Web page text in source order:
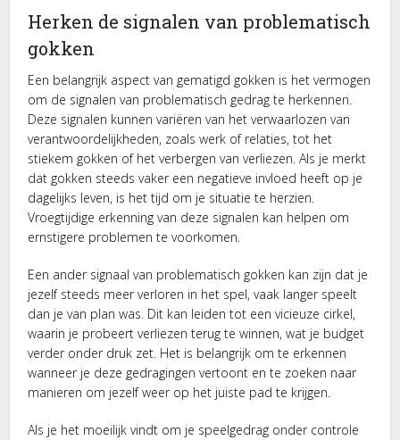
Herken de signalen van problematisch
gokken
Een belangrijk aspect van gematigd gokken is het vermogen
om de signalen van problematisch gedrag te herkennen.
Deze signalen kunnen variëren van het verwaarlozen van
verantwoordelijkheden, zoals werk of relaties, tot het
stiekem gokken of het verbergen van verliezen. Als je merkt
dat gokken steeds vaker een negatieve invloed heeft op je
dagelijks leven, is het tijd om je situatie te herzien.
Vroegtijdige erkenning van deze signalen kan helpen om
ernstigere problemen te voorkomen.
Een ander signaal van problematisch gokken kan zijn dat je
jezelf steeds meer verloren in het spel, vaak langer speelt
dan je van plan was. Dit kan leiden tot een vicieuze cirkel,
waarin je probeert verliezen terug te winnen, wat je budget
verder onder druk zet. Het is belangrijk om te erkennen
wanneer je deze gedragingen vertoont en te zoeken naar
manieren om jezelf weer op het juiste pad te krijgen.
Als je het moeilijk vindt om je speelgedrag onder controle